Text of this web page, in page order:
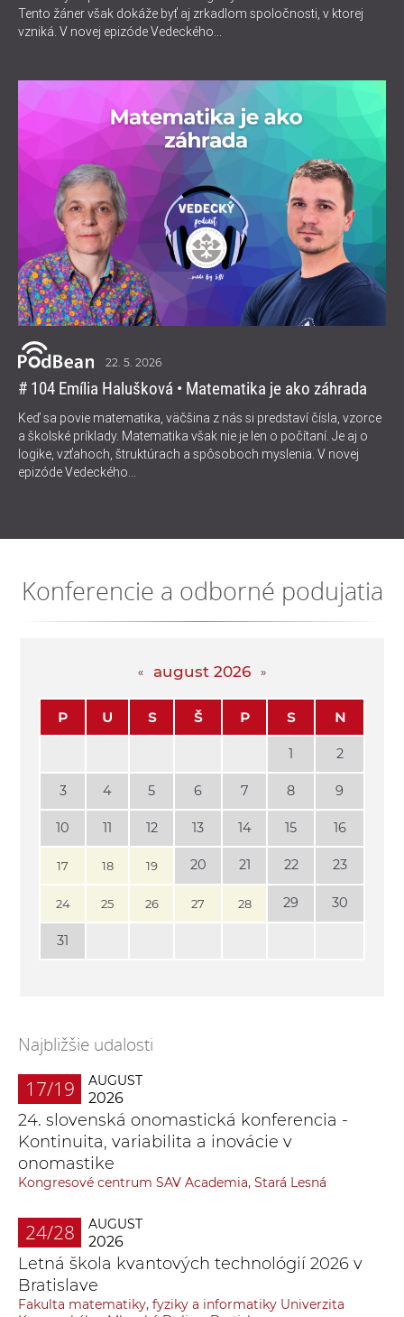
Tento žáner však dokáže byť aj zrkadlom spoločnosti, v ktorej
vzniká. V novej epizóde Vedeckého...
22. 5. 2026
# 104 Emília Halušková • Matematika je ako záhrada
Keď sa povie matematika, väčšina z nás si predstaví čísla, vzorce
a školské príklady. Matematika však nie je len o počítaní. Je aj o
logike, vzťahoch, štruktúrach a spôsoboch myslenia. V novej
epizóde Vedeckého...
Konferencie a odborné podujatia
august 2026
P U S Š P S N
1 2
3 4 5 6 7 8 9
10 11 12 13 14 15 16
17 18 19 20 21 22 23
24 25 26 27 28 29 30
31
Najbližšie udalosti
17/19 AUGUST
2026
24. slovenská onomastická konferencia -
Kontinuita, variabilita a inovácie v
onomastike
Kongresové centrum SAV Academia, Stará Lesná
24/28 AUGUST
2026
Letná škola kvantových technológií 2026 v
Bratislave
Fakulta matematiky, fyziky a informatiky Univerzita